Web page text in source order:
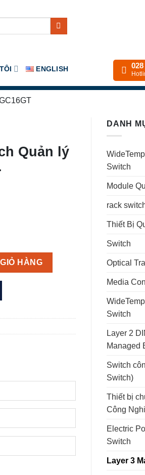
ENGLISH 028
DANH
Switch
Module
rack
Thiết Bị
Switch
Optical
Media
Switch
Layer 2
Managed
Switch
Switch)
Thiết bị
Công
Electric
Switch
Layer 3
Quản lý
3 YT-CM5728-4WF8GC16GT số lượng
HÀNG